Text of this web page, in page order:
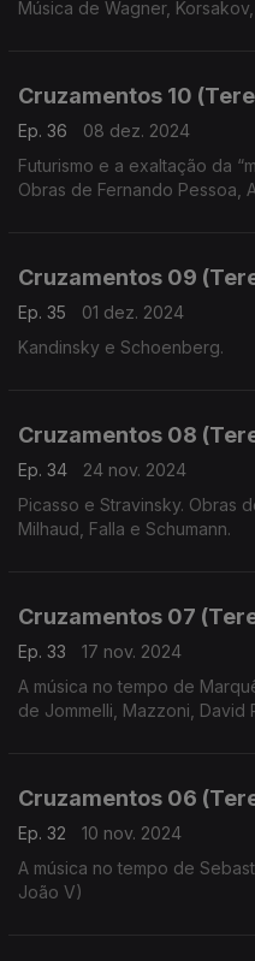
Música de Wagner,
Cruzamentos 10
Ep. 36
08 dez. 2024
Futurismo e a exaltação da
Obras de Fernando Pessoa,
Cruzamentos 09
Ep. 35
01 dez. 2024
Kandinsky e Schoenberg.
Cruzamentos 08
Ep. 34
24 nov. 2024
Picasso e Stravinsky. Obras
Milhaud, Falla e Schumann.
Cruzamentos 07
Ep. 33
17 nov. 2024
A música no tempo de
de Jommelli, Mazzoni, David
Cruzamentos 06
Ep. 32
10 nov. 2024
A música no tempo de
João V)